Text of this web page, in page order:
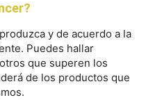
y de acuerdo a la
Puedes hallar
que superen los
de los productos que